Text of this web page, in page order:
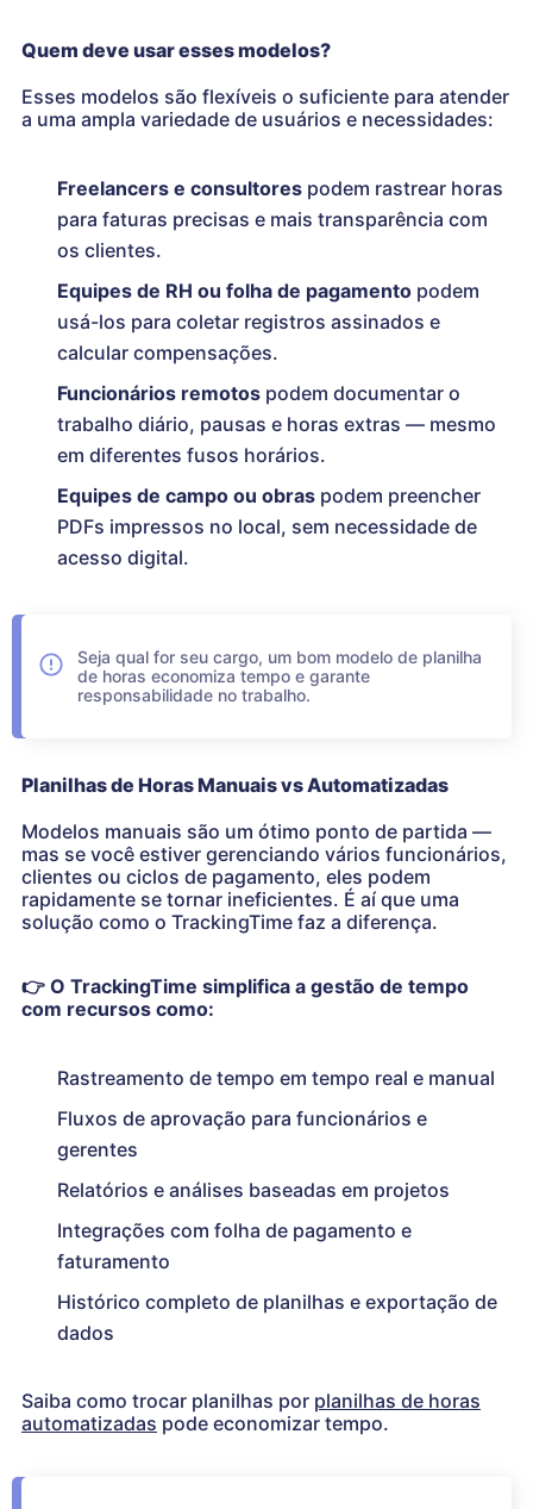
Quem deve usar esses modelos?
Esses modelos são flexíveis o suficiente para atender
a uma ampla variedade de usuários e necessidades:
Freelancers e consultores podem rastrear horas
para faturas precisas e mais transparência com
os clientes.
Equipes de RH ou folha de pagamento podem
usá-los para coletar registros assinados e
calcular compensações.
Funcionários remotos podem documentar o
trabalho diário, pausas e horas extras — mesmo
em diferentes fusos horários.
Equipes de campo ou obras podem preencher
PDFs impressos no local, sem necessidade de
acesso digital.
Seja qual for seu cargo, um bom modelo de planilha
de horas economiza tempo e garante
responsabilidade no trabalho.
Planilhas de Horas Manuais vs Automatizadas
Modelos manuais são um ótimo ponto de partida —
mas se você estiver gerenciando vários funcionários,
clientes ou ciclos de pagamento, eles podem
rapidamente se tornar ineficientes. É aí que uma
solução como o TrackingTime faz a diferença.
👉 O TrackingTime simplifica a gestão de tempo
com recursos como:
Rastreamento de tempo em tempo real e manual
Fluxos de aprovação para funcionários e
gerentes
Relatórios e análises baseadas em projetos
Integrações com folha de pagamento e
faturamento
Histórico completo de planilhas e exportação de
dados
Saiba como trocar planilhas por planilhas de horas
automatizadas pode economizar tempo.